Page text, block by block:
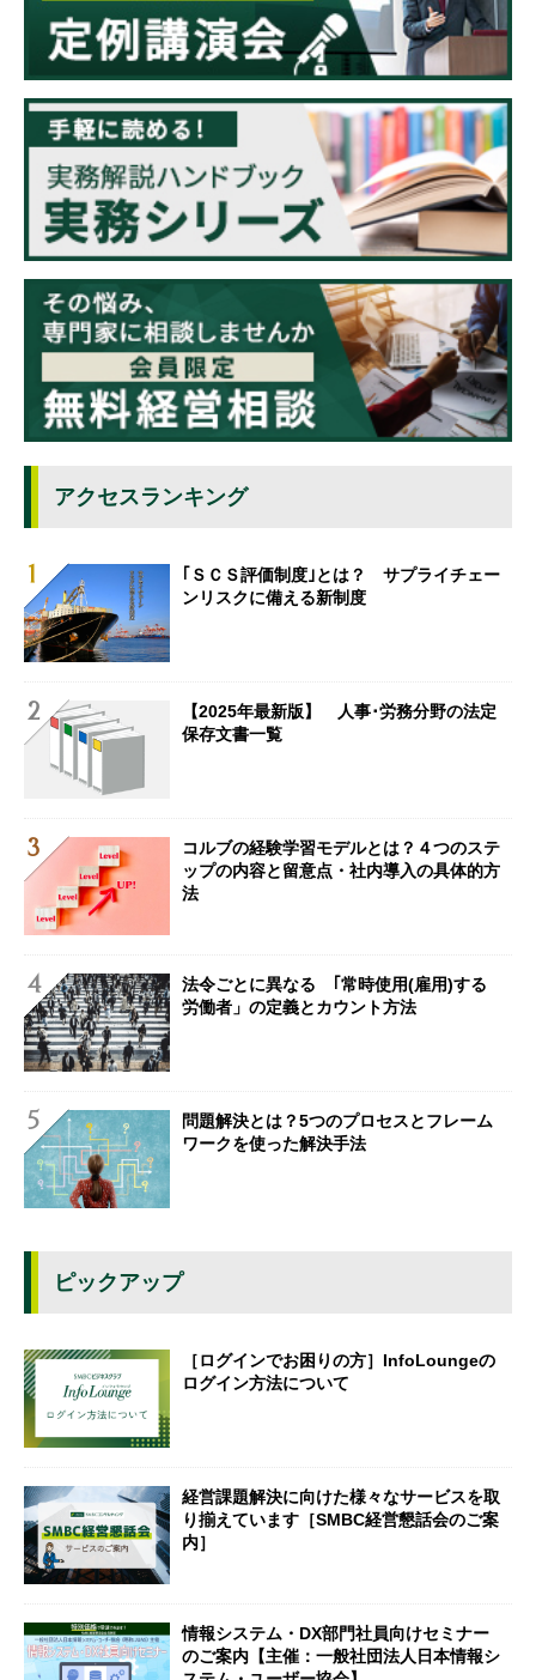
アクセスランキング
｢ＳＣＳ評価制度｣とは？ サプライチェー
ンリスクに備える新制度
【2025年最新版】 人事･労務分野の法定
保存文書一覧
コルブの経験学習モデルとは？４つのステ
ップの内容と留意点・社内導入の具体的方
法
法令ごとに異なる ｢常時使用(雇用)する
労働者」の定義とカウント方法
問題解決とは？5つのプロセスとフレーム
ワークを使った解決手法
ピックアップ
［ログインでお困りの方］InfoLoungeの
ログイン方法について
経営課題解決に向けた様々なサービスを取
り揃えています［SMBC経営懇話会のご案
内］
情報システム・DX部門社員向けセミナー
のご案内【主催：一般社団法人日本情報シ